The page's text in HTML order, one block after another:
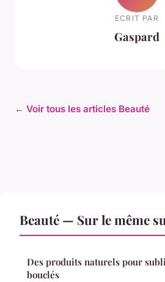
ECRIT PAR
Gaspard
← Voir tous les articles Beauté
Beauté — Sur le même
Des produits naturels pour
bouclés